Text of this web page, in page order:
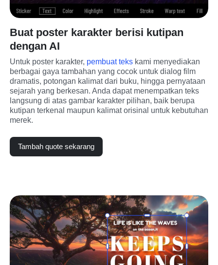
Buat poster karakter berisi kutipan
dengan AI
Untuk poster karakter, pembuat teks kami menyediakan
berbagai gaya tambahan yang cocok untuk dialog film
dramatis, potongan kalimat dari buku, hingga pernyataan
sejarah yang berkesan. Anda dapat menempatkan teks
langsung di atas gambar karakter pilihan, baik berupa
kutipan terkenal maupun kalimat orisinal untuk kebutuhan
merek.
Tambah quote sekarang